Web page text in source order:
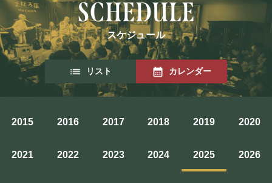
NEWS
お知らせ
ABOUT US
まほろ座について
スケジュール
リスト カレンダー
2015 2016 2017 2018 2019 2020
2021 2022 2023 2024 2025 2026